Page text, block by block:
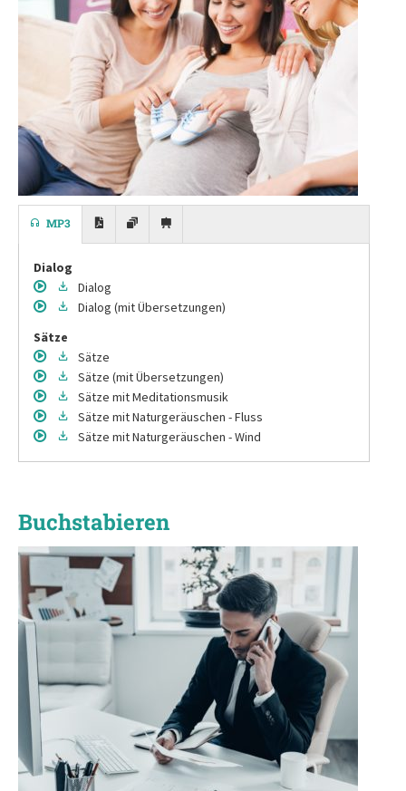
MP3
Dialog
Dialog
Dialog (mit Übersetzungen)
Sätze
Sätze
Sätze (mit Übersetzungen)
Sätze mit Meditationsmusik
Sätze mit Naturgeräuschen - Fluss
Sätze mit Naturgeräuschen - Wind
Buchstabieren